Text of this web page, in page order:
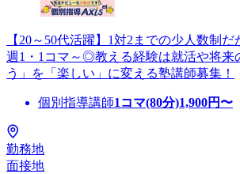
【20～50代活躍】1対2までの少人数制だ
週1・1コマ～◎教える経験は就活や将来
う」を「楽しい」に変える塾講師募集！
個別指導講師1コマ(80分)1,900円〜
勤務地
面接地